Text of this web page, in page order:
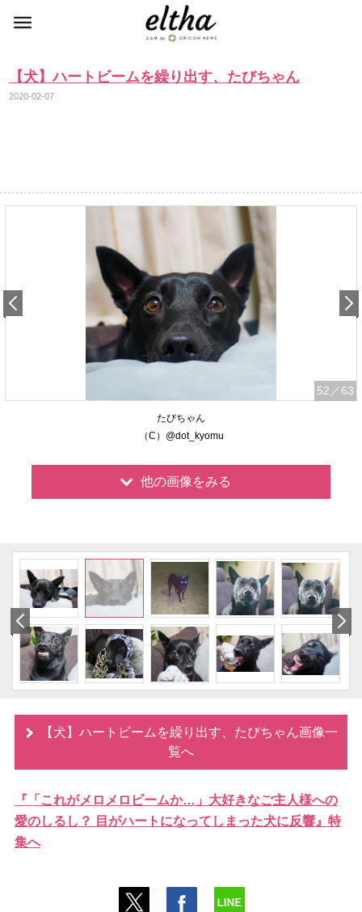
【犬】ハートビームを繰り出す、たびちゃん
2020-02-07
52 ／63
たびちゃん
（C）@dot_kyomu
他の画像をみる
【犬】ハートビームを繰り出す、たびちゃん画像一
覧へ
『「これがメロメロビームか…」大好きなご主人様への
愛のしるし？ 目がハートになってしまった犬に反響』特
集へ